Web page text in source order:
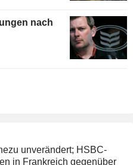
nach
unverändert; HSBC-
in Frankreich gegenüber